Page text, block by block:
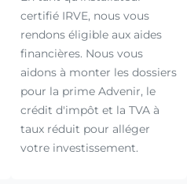
certifié IRVE, nous vous
rendons éligible aux aides
financières. Nous vous
aidons à monter les dossiers
pour la prime Advenir, le
crédit d'impôt et la TVA à
taux réduit pour alléger
votre investissement.